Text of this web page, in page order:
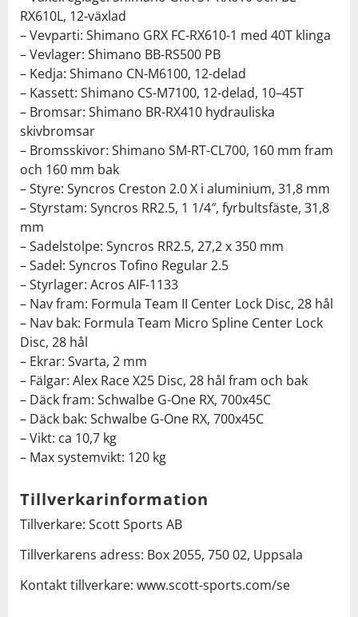
RX610L, 12-växlad
– Vevparti: Shimano GRX FC-RX610-1 med 40T klinga
– Vevlager: Shimano BB-RS500 PB
– Kedja: Shimano CN-M6100, 12-delad
– Kassett: Shimano CS-M7100, 12-delad, 10–45T
– Bromsar: Shimano BR-RX410 hydrauliska
skivbromsar
– Bromsskivor: Shimano SM-RT-CL700, 160 mm fram
och 160 mm bak
– Styre: Syncros Creston 2.0 X i aluminium, 31,8 mm
– Styrstam: Syncros RR2.5, 1 1/4″, fyrbultsfäste, 31,8
mm
– Sadelstolpe: Syncros RR2.5, 27,2 x 350 mm
– Sadel: Syncros Tofino Regular 2.5
– Styrlager: Acros AIF-1133
– Nav fram: Formula Team II Center Lock Disc, 28 hål
– Nav bak: Formula Team Micro Spline Center Lock
Disc, 28 hål
– Ekrar: Svarta, 2 mm
– Fälgar: Alex Race X25 Disc, 28 hål fram och bak
– Däck fram: Schwalbe G-One RX, 700x45C
– Däck bak: Schwalbe G-One RX, 700x45C
– Vikt: ca 10,7 kg
– Max systemvikt: 120 kg
Tillverkarinformation
Tillverkare: Scott Sports AB
Tillverkarens adress: Box 2055, 750 02, Uppsala
Kontakt tillverkare: www.scott-sports.com/se